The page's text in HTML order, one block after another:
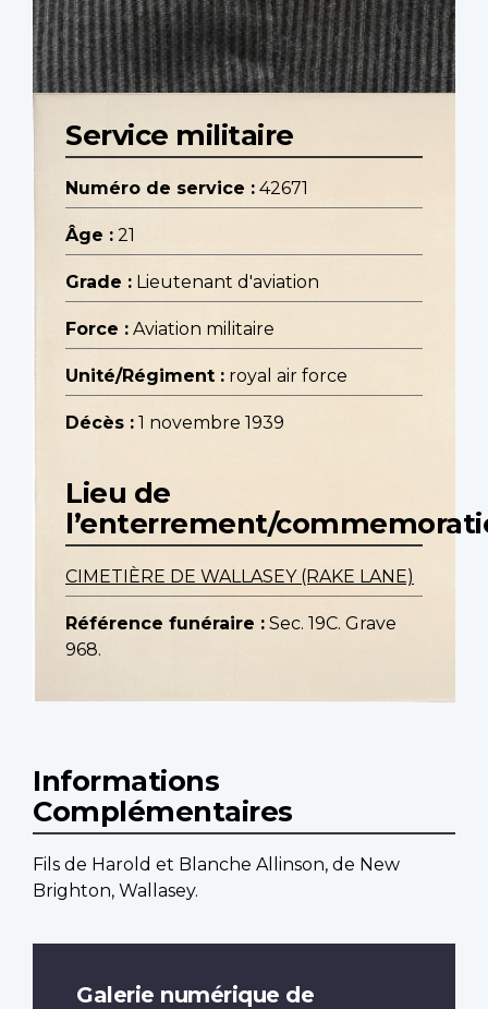
Service militaire
Numéro de service : 42671
Âge : 21
Grade : Lieutenant d'aviation
Force : Aviation militaire
Unité/Régiment : royal air force
Décès : 1 novembre 1939
Lieu de
l’enterrement/
CIMETIÈRE DE WALLASEY (RAKE LANE)
Référence funéraire : Sec. 19C. Grave
968.
Informations
Complémentaires
Fils de Harold et Blanche Allinson, de New
Brighton, Wallasey.
Galerie numérique de